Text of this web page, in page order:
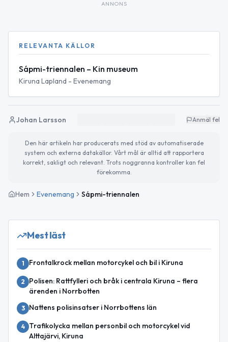
ANNONS
RELEVANTA KÄLLOR
Sápmi-triennalen – Kin museum
Kiruna Lapland - Evenemang
Johan Larsson Anmäl fel
Den här artikeln har producerats med stöd av automatiserade
system och externa datakällor. Vårt mål är alltid att rapportera
korrekt, sakligt och relevant. Trots noggranna kontroller kan fel
förekomma.
Hem Evenemang Sápmi-triennalen
Mest läst
1 Frontalkrock mellan motorcykel och bil i Kiruna
2
Polisen: Rattfylleri och bråk i centrala Kiruna – flera
ärenden i Norrbotten
3 Nattens polisinsatser i Norrbottens län
4
Trafikolycka mellan personbil och motorcykel vid
Alttajärvi, Kiruna